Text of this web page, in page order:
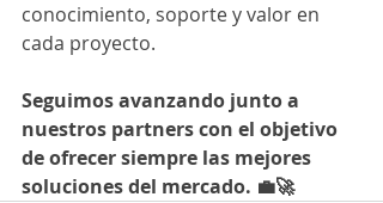
conocimiento, soporte y valor en
cada proyecto.
Seguimos avanzando junto a
nuestros partners con el objetivo
de ofrecer siempre las mejores
soluciones del mercado. 💼🚀